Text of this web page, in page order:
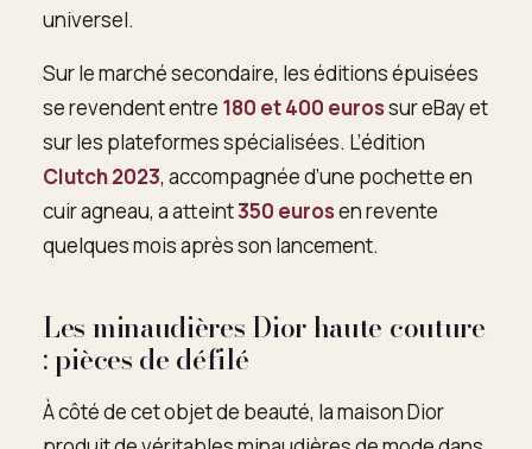
universel.
Sur le marché secondaire, les éditions épuisées
se revendent entre 180 et 400 eurossur eBay et
sur les plateformes spécialisées. L’édition
Clutch 2023, accompagnée d’une pochette en
cuir agneau, a atteint350 eurosen revente
quelques mois après son lancement.
Les minaudières Dior haute couture
: pièces de défilé
À côté de cet objet de beauté, la maison Dior